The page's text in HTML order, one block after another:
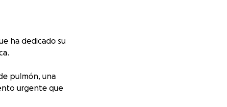
ha dedicado su
pulmón, una
urgente que